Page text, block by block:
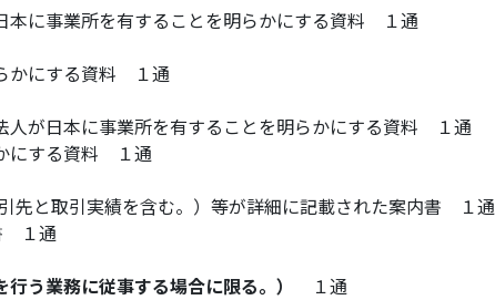
本に事業所を有することを明らかにする資料 １通
かにする資料 １通
人が日本に事業所を有することを明らかにする資料 １通
にする資料 １通
先と取引実績を含む。）等が詳細に記載された案内書 １通
１通
行う業務に従事する場合に限る。）
１通